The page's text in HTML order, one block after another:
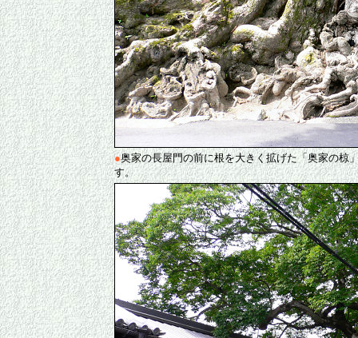
●奥家の長屋門の前に根を大きく拡げた「奥家の椋
す。